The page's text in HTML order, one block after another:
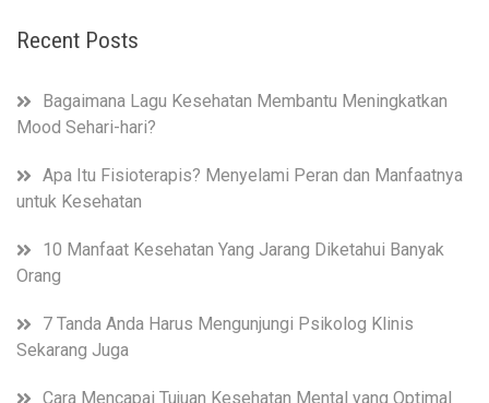
Recent Posts
Bagaimana Lagu Kesehatan Membantu Meningkatkan
Mood Sehari-hari?
Apa Itu Fisioterapis? Menyelami Peran dan Manfaatnya
untuk Kesehatan
10 Manfaat Kesehatan Yang Jarang Diketahui Banyak
Orang
7 Tanda Anda Harus Mengunjungi Psikolog Klinis
Sekarang Juga
Cara Mencapai Tujuan Kesehatan Mental yang Optimal